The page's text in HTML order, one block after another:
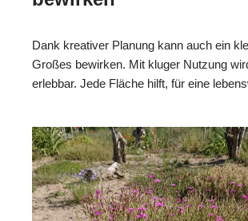
Dank kreativer Planung kann auch ein
Großes bewirken. Mit kluger Nutzung
erlebbar. Jede Fläche hilft, für eine